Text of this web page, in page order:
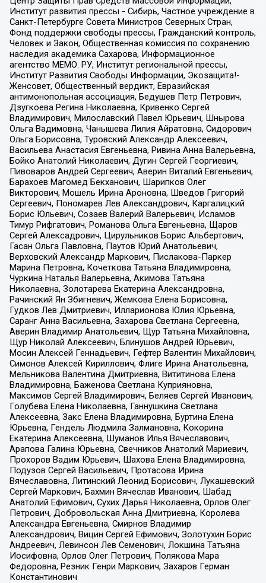
Институт развития прессы - Сибирь, Частное учреждение в
Санкт-Петербурге Совета Министров Северных Стран,
Фонд поддержки свободы прессы, Гражданский контроль,
Человек и Закон, Общественная комиссия по сохранению
наследия академика Сахарова, Информационное
агентство МЕМО. РУ, Институт региональной прессы,
Институт Развития Свободы Информации, Экозащита!-
Женсовет, Общественный вердикт, Евразийская
антимонопольная ассоциация, Бедушев Петр Петрович,
Дзугкоева Регина Николаевна, Кривенко Сергей
Владимирович, Милославский Павел Юрьевич, Шнырова
Ольга Вадимовна, Чанышева Лилия Айратовна, Сидорович
Ольга Борисовна, Туровский Александр Алексеевич,
Васильева Анастасия Евгеньевна, Ривина Анна Валерьевна,
Бойко Анатолий Николаевич, Дугин Сергей Георгиевич,
Пивоваров Андрей Сергеевич, Аверин Виталий Евгеньевич,
Барахоев Магомед Бекханович, Шарипков Олег
Викторович, Мошель Ирина Ароновна, Шведов Григорий
Сергеевич, Пономарев Лев Александрович, Каргалицкий
Борис Юльевич, Созаев Валерий Валерьевич, Исламов
Тимур Рифгатович, Романова Ольга Евгеньевна, Щаров
Сергей Алексадрович, Цирульников Борис Альбертович,
Гасан Ольга Павловна, Паутов Юрий Анатольевич,
Верховский Александр Маркович, Пислакова-Паркер
Марина Петровна, Кочеткова Татьяна Владимировна,
Чуркина Наталья Валерьевна, Акимова Татьяна
Николаевна, Золотарева Екатерина Александровна,
Рачинский Ян Збигневич, Жемкова Елена Борисовна,
Гудков Лев Дмитриевич, Илларионова Юлия Юрьевна,
Саранг Анна Васильевна, Захарова Светлана Сергеевна,
Аверин Владимир Анатольевич, Щур Татьяна Михайловна,
Щур Николай Алексеевич, Блинушов Андрей Юрьевич,
Мосин Алексей Геннадьевич, Гефтер Валентин Михайлович,
Симонов Алексей Кириллович, Флиге Ирина Анатольевна,
Мельникова Валентина Дмитриевна, Вититинова Елена
Владимировна, Баженова Светлана Куприяновна,
Максимов Сергей Владимирович, Беляев Сергей Иванович,
Голубева Елена Николаевна, Ганнушкина Светлана
Алексеевна, Закс Елена Владимировна, Буртина Елена
Юрьевна, Гендель Людмила Залмановна, Кокорина
Екатерина Алексеевна, Шуманов Илья Вячеславович,
Арапова Галина Юрьевна, Свечников Анатолий Мариевич,
Прохоров Вадим Юрьевич, Шахова Елена Владимировна,
Подузов Сергей Васильевич, Протасова Ирина
Вячеславовна, Литинский Леонид Борисович, Лукашевский
Сергей Маркович, Бахмин Вячеслав Иванович, Шабад
Анатолий Ефимович, Сухих Дарья Николаевна, Орлов Олег
Петрович, Добровольская Анна Дмитриевна, Королева
Александра Евгеньевна, Смирнов Владимир
Александрович, Вицин Сергей Ефимович, Золотухин Борис
Андреевич, Левинсон Лев Семенович, Локшина Татьяна
Иосифовна, Орлов Олег Петрович, Полякова Мара
Федоровна, Резник Генри Маркович, Захаров Герман
Константинович